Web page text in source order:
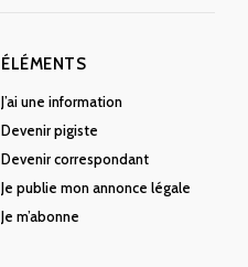
ÉLÉMENTS
J’ai une information
Devenir pigiste
Devenir correspondant
Je publie mon annonce légale
Je m’abonne